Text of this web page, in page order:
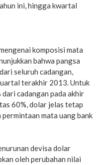
ini, hingga kwartal
komposisi mata
bahwa pangsa
seluruh cadangan,
terakhir 2013. Untuk
cadangan pada akhir
60%, dolar jelas tetap
mata uang bank
devisa dolar
oleh perubahan nilai